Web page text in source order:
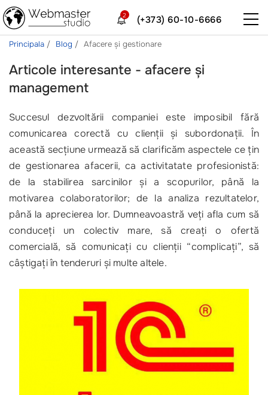
(+373) 60-10-6666
2
Principala Blog Afacere și gestionare
Articole interesante - afacere și
management
Succesul dezvoltării companiei este imposibil fără
comunicarea corectă cu clienții și subordonații. În
această secțiune urmează să clarificăm aspectele ce țin
de gestionarea afacerii, ca activitatate profesionistă:
de la stabilirea sarcinilor și a scopurilor, până la
motivarea colaboratorilor; de la analiza rezultatelor,
până la aprecierea lor. Dumneavoastră veți afla cum să
conduceți un colectiv mare, să creați o ofertă
comercială, să comunicați cu clienții “complicați”, să
câștigați în tenderuri și multe altele.